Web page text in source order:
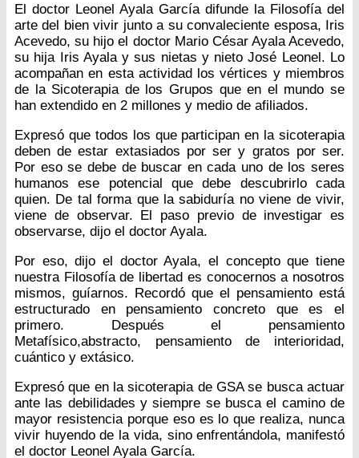
El doctor Leonel Ayala García difunde la Filosofía del
arte del bien vivir junto a su convaleciente esposa, Iris
Acevedo, su hijo el doctor Mario César Ayala Acevedo,
su hija Iris Ayala y sus nietas y nieto José Leonel. Lo
acompañan en esta actividad los vértices y miembros
de la Sicoterapia de los Grupos que en el mundo se
han extendido en 2 millones y medio de afiliados.
Expresó que todos los que participan en la sicoterapia
deben de estar extasiados por ser y gratos por ser.
Por eso se debe de buscar en cada uno de los seres
humanos ese potencial que debe descubrirlo cada
quien. De tal forma que la sabiduría no viene de vivir,
viene de observar. El paso previo de investigar es
observarse, dijo el doctor Ayala.
Por eso, dijo el doctor Ayala, el concepto que tiene
nuestra Filosofía de libertad es conocernos a nosotros
mismos, guíarnos. Recordó que el pensamiento está
estructurado en pensamiento concreto que es el
primero. Después el pensamiento
Metafísico,abstracto, pensamiento de interioridad,
cuántico y extásico.
Expresó que en la sicoterapia de GSA se busca actuar
ante las debilidades y siempre se busca el camino de
mayor resistencia porque eso es lo que realiza, nunca
vivir huyendo de la vida, sino enfrentándola, manifestó
el doctor Leonel Ayala García.